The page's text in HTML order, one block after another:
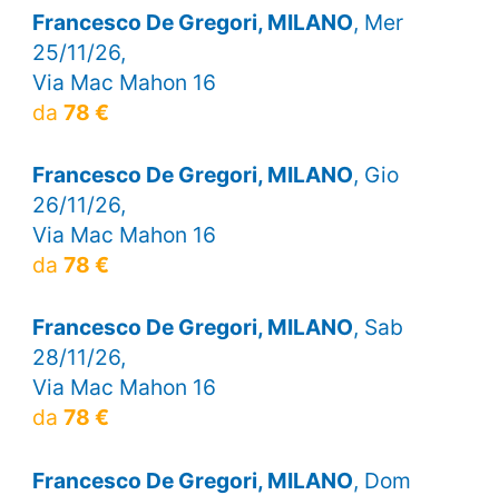
Francesco De Gregori, MILANO, Mer
25/11/26,
Via Mac Mahon 16
da 78 €
Francesco De Gregori, MILANO, Gio
26/11/26,
Via Mac Mahon 16
da 78 €
Francesco De Gregori, MILANO, Sab
28/11/26,
Via Mac Mahon 16
da 78 €
Francesco De Gregori, MILANO, Dom